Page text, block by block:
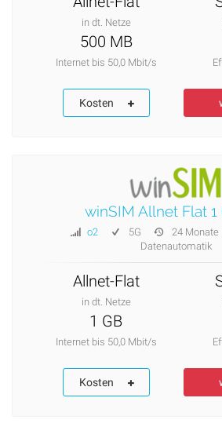
in dt. Netze
500 MB
Internet bis 50,0 Mbit/s
Kosten
winSIM Allnet Flat 1
o2 5G
24 Monate
Datenautomatik
Allnet-Flat
in dt. Netze
1 GB
Internet bis 50,0 Mbit/s
Kosten